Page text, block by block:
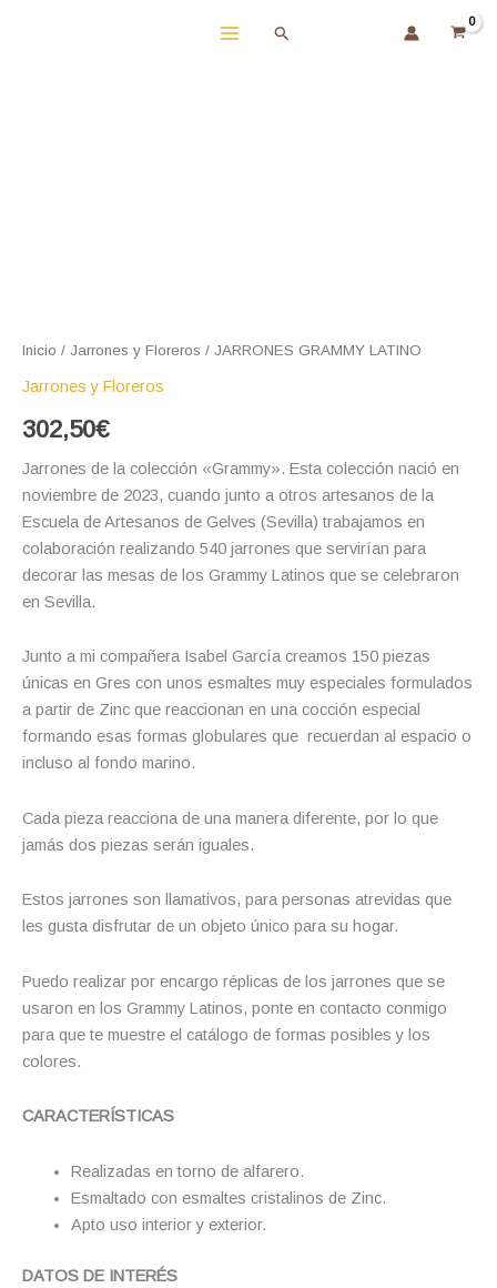
Buscar
Inicio / Jarrones y Floreros / JARRONES GRAMMY LATINO
Jarrones y Floreros
302,50€
Jarrones de la colección «Grammy». Esta colección nació en
noviembre de 2023, cuando junto a otros artesanos de la
Escuela de Artesanos de Gelves (Sevilla) trabajamos en
colaboración realizando 540 jarrones que servirían para
decorar las mesas de los Grammy Latinos que se celebraron
en Sevilla.
Junto a mi compañera Isabel García creamos 150 piezas
únicas en Gres con unos esmaltes muy especiales formulados
a partir de Zinc que reaccionan en una cocción especial
formando esas formas globulares que recuerdan al espacio o
incluso al fondo marino.
Cada pieza reacciona de una manera diferente, por lo que
jamás dos piezas serán iguales.
Estos jarrones son llamativos, para personas atrevidas que
les gusta disfrutar de un objeto único para su hogar.
Puedo realizar por encargo réplicas de los jarrones que se
usaron en los Grammy Latinos, ponte en contacto conmigo
para que te muestre el catálogo de formas posibles y los
colores.
CARACTERÍSTICAS
Realizadas en torno de alfarero.
Esmaltado con esmaltes cristalinos de Zinc.
Apto uso interior y exterior.
DATOS DE INTERÉS